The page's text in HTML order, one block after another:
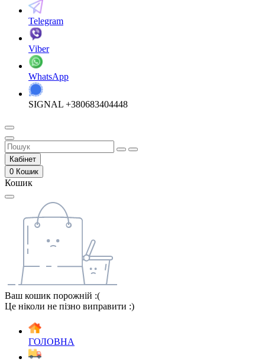
Telegram
Viber
WhatsApp
SIGNAL +380683404448
Кабінет
0 Кошик
Кошик
Ваш кошик порожній :(
Це ніколи не пізно виправити :)
ГОЛОВНА